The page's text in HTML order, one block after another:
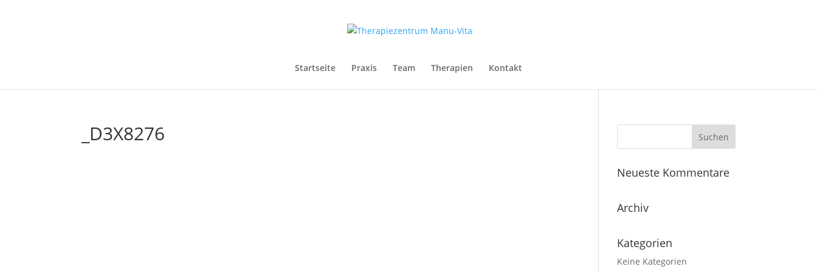
Startseite Praxis Team Therapien Kontakt
_D3X8276
Neueste Kommentare
Archiv
Kategorien
Keine Kategorien